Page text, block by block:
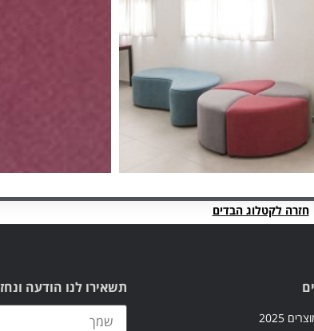
חזרה לקטלוג הבדים
2025
תשאירו לנו הודעה